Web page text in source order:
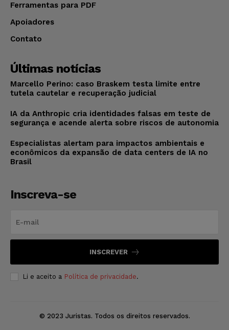
Ferramentas para PDF
Apoiadores
Contato
Últimas notícias
Marcello Perino: caso Braskem testa limite entre
tutela cautelar e recuperação judicial
IA da Anthropic cria identidades falsas em teste de
segurança e acende alerta sobre riscos de autonomia
Especialistas alertam para impactos ambientais e
econômicos da expansão de data centers de IA no
Brasil
Inscreva-se
INSCREVER
Li e aceito a Política de privacidade.
© 2023 Juristas. Todos os direitos reservados.